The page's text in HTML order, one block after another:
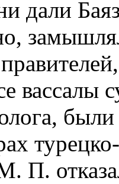
дали
вассалы
П.